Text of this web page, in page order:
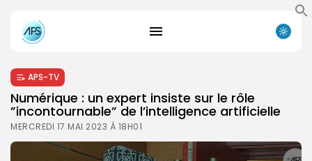
APS-TV
Numérique : un expert insiste sur le rôle
”incontournable” de l’intelligence artificielle
MERCREDI 17 MAI 2023 À 18H01